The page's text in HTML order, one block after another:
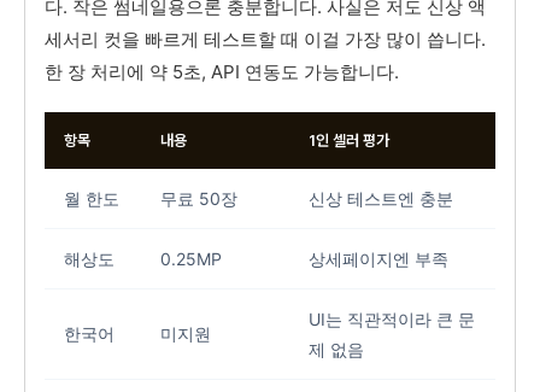
다. 작은 썸네일용으론 충분합니다. 사실은 저도 신상 액
세서리 컷을 빠르게 테스트할 때 이걸 가장 많이 씁니다.
한 장 처리에 약 5초, API 연동도 가능합니다.
항목 내용 1인 셀러 평가
월 한도 무료 50장 신상 테스트엔 충분
해상도 0.25MP 상세페이지엔 부족
한국어 미지원
UI는 직관적이라 큰 문
제 없음